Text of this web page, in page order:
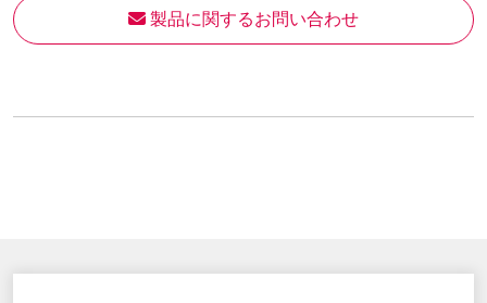
製品に関するお問い合わせ